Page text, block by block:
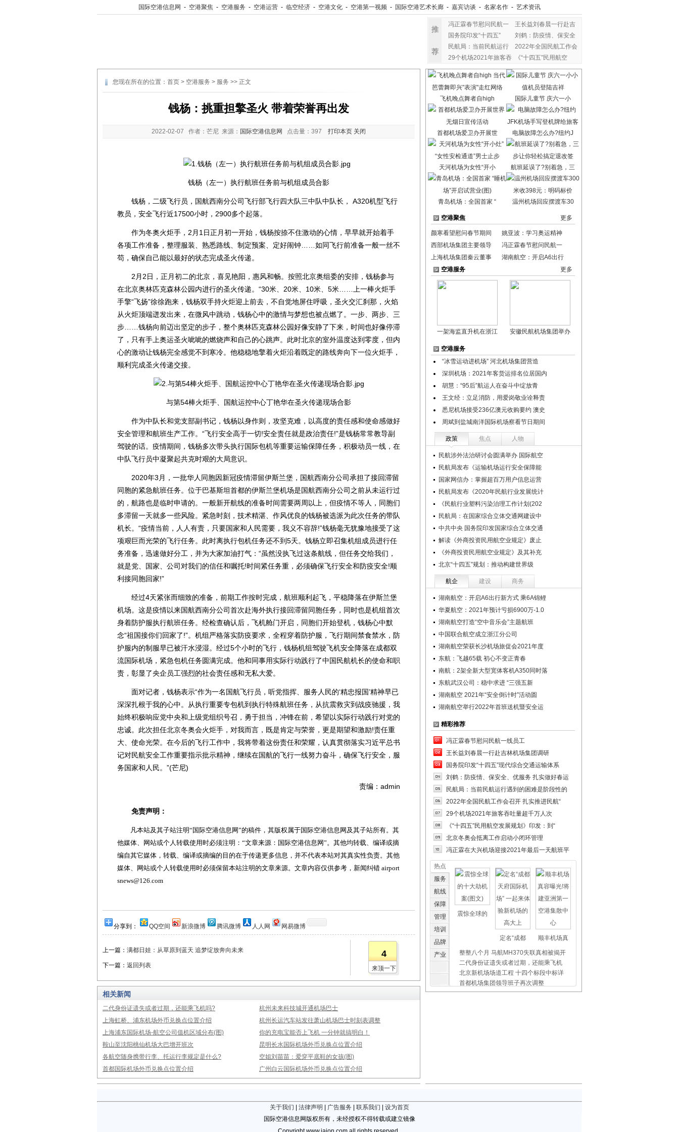
国际空港信息网 - 空港聚焦 - 空港服务 - 空港运营 - 临空经济 - 空港文化 - 空港第一视频 - 国际空港艺术长廊 - 嘉宾访谈 - 名家名作 - 艺术资讯
推
荐
冯正霖春节慰问民航一
王长益刘春晨一行赴吉
国务院印发“十四五”
刘鹤：防疫情、保安全
民航局：当前民航运行
2022年全国民航工作会
29个机场2021年旅客吞
《“十四五”民用航空
您现在所在的位置： 首页 > 空港服务 > 服务 >> 正文
钱杨：挑重担擎圣火 带着荣誉再出发
2022-02-07 作者：芒尼 来源： 国际空港信息网 点击量： 397 打印本页 关闭
钱杨（左一）执行航班任务前与机组成员合影
钱杨，二级飞行员，国航西南分公司飞行部飞行四大队三中队中队长， A320机型飞行
教员，安全飞行近17500小时，2900多个起落。
作为冬奥火炬手，2月1日正月初一开始，钱杨按捺不住激动的心情，早早就开始着手
各项工作准备，整理服装、熟悉路线、制定预案、定好闹钟……如同飞行前准备一般一丝不
苟，确保自己能以最好的状态完成圣火传递。
2月2日，正月初二的北京，喜见艳阳，惠风和畅。按照北京奥组委的安排，钱杨参与
在北京奥林匹克森林公园内进行的圣火传递。“30米、20米、10米、5米……上一棒火炬手
手擎“飞扬”徐徐跑来，钱杨双手持火炬迎上前去，不自觉地屏住呼吸，圣火交汇刹那，火焰
从火炬顶端迸发出来，在微风中跳动，钱杨心中的激情与梦想也被点燃了。一步、两步、三
步……钱杨向前迈出坚定的步子，整个奥林匹克森林公园好像安静了下来，时间也好像停滞
了，只有手上奥运圣火呲呲的燃烧声和自己的心跳声。此时北京的室外温度达到零度，但内
心的激动让钱杨完全感觉不到寒冷。他稳稳地擎着火炬沿着既定的路线奔向下一位火炬手，
顺利完成圣火传递交接。
与第54棒火炬手、国航运控中心丁艳华在圣火传递现场合影
作为中队长和党支部副书记，钱杨以身作则，攻坚克难，以高度的责任感和使命感做好
安全管理和航班生产工作。“飞行安全高于一切!安全责任就是政治责任!”是钱杨常常教导副
驾驶的话。疫情期间，钱杨多次带头执行国际包机等重要运输保障任务，积极动员一线，在
中队飞行员中凝聚起共克时艰的大局意识。
2020年3月，一批华人同胞因新冠疫情滞留伊斯兰堡，国航西南分公司承担了接回滞留
同胞的紧急航班任务。位于巴基斯坦首都的伊斯兰堡机场是国航西南分公司之前从未运行过
的，航路也是临时申请的。一般新开航线的准备时间需要两周以上，但疫情不等人，同胞们
多滞留一天就多一些风险。紧急时刻，技术精湛、作风优良的钱杨被选派为此次任务的带队
机长。“疫情当前，人人有责，只要国家和人民需要，我义不容辞!”钱杨毫无犹豫地接受了这
项艰巨而光荣的飞行任务。此时离执行包机任务还不到5天。钱杨立即召集机组成员进行任
务准备，迅速做好分工，并为大家加油打气：“虽然没执飞过这条航线，但任务交给我们，
就是党、国家、公司对我们的信任和嘱托!时间紧任务重，必须确保飞行安全和防疫安全!顺
利接同胞回家!”
经过4天紧张而细致的准备，前期工作按时完成，航班顺利起飞，平稳降落在伊斯兰堡
机场。这是疫情以来国航西南分公司首次赴海外执行接回滞留同胞任务，同时也是机组首次
身着防护服执行航班任务。经检查确认后，飞机舱门开启，同胞们开始登机，钱杨心中默
念“祖国接你们回家了!”。机组严格落实防疫要求，全程穿着防护服，飞行期间禁食禁水，防
护服内的制服早已被汗水浸湿。经过5个小时的飞行，钱杨机组驾驶飞机安全降落在成都双
流国际机场，紧急包机任务圆满完成。他和同事用实际行动践行了中国民航机长的使命和职
责，彰显了央企员工强烈的社会责任感和无私大爱。
面对记者，钱杨表示“作为一名国航飞行员，听党指挥、服务人民的‘精忠报国’精神早已
深深扎根于我的心中。从执行重要专包机到执行特殊航班任务，从抗震救灾到战疫驰援，我
始终积极响应党中央和上级党组织号召，勇于担当，冲锋在前，希望以实际行动践行对党的
忠诚。此次担任北京冬奥会火炬手，对我而言，既是肯定与荣誉，更是期望和激励!责任重
大、使命光荣。在今后的飞行工作中，我将带着这份责任和荣耀，认真贯彻落实习近平总书
记对民航安全工作重要指示批示精神，继续在国航的飞行一线努力奋斗，确保飞行安全，服
务国家和人民。”(芒尼)
责编：admin
免责声明：
凡本站及其子站注明“国际空港信息网”的稿件，其版权属于国际空港信息网及其子站所有。其
他媒体、网站或个人转载使用时必须注明：“文章来源：国际空港信息网”。其他均转载、编译或摘
编自其它媒体，转载、编译或摘编的目的在于传递更多信息，并不代表本站对其真实性负责。其他
媒体、网站或个人转载使用时必须保留本站注明的文章来源。文章内容仅供参考，新闻纠错 airport
snews@126.com
分享到： QQ空间 新浪微博 腾讯微博 人人网 网易微博
上一篇： 满都日娃：从草原到蓝天 追梦绽放奔向未来
下一篇： 返回列表
4
来顶一下
相关新闻
二代身份证遗失或者过期，还能乘飞机吗?
杭州未来科技城开通机场巴士
上海虹桥、浦东机场外币兑换点位置介绍
杭州长运汽车站发往萧山机场巴士时刻表调整
上海浦东国际机场-航空公司值机区域分布(图)
你的充电宝能否上飞机 一分钟就搞明白！
鞍山至沈阳桃仙机场大巴增开班次
昆明长水国际机场外币兑换点位置介绍
各航空随身携带行李、托运行李规定是什么?
空姐刘苗苗：爱穿平底鞋的女孩(图)
首都国际机场外币兑换点位置介绍
广州白云国际机场外币兑换点位置介绍
飞机晚点舞者自high 国际儿童节 庆六一小
首都机场爱卫办开展世 电脑故障怎么办?纽约J
天河机场为女性“开小 航班延误了?别着急，三
青岛机场：全国首家 “ 温州机场回应摆渡车30
空港聚焦 更多
颜寒看望慰问春节期间
姚亚波：学习奥运精神
西部机场集团主要领导
冯正霖春节慰问民航一
上海机场集团秦云董事
湖南航空：开启A6出行
空港服务
更多
一架海监直升机在浙江 安徽民航机场集团举办
空港服务
“冰雪运动进机场” 河北机场集团营造
深圳机场：2021年客货运排名位居国内
胡慧：“95后”航运人在奋斗中绽放青
王文经：立足消防，用爱岗敬业诠释责
悉尼机场接受236亿澳元收购要约 澳史
周斌到盐城南洋国际机场察看节日期间
政策 焦点 人物
民航涉外法治研讨会圆满举办 国际航空
民航局发布《运输机场运行安全保障能
国家网信办：掌握超百万用户信息运营
民航局发布《2020年民航行业发展统计
《民航行业塑料污染治理工作计划(202
民航局：在国家综合立体交通网建设中
中共中央 国务院印发国家综合立体交通
解读《外商投资民用航空业规定》废止
《外商投资民用航空业规定》及其补充
北京“十四五”规划：推动构建世界级
航企 建设 商务
湖南航空：开启A6出行新方式 乘6A锦鲤
华夏航空：2021年预计亏损6900万-1.0
湖南航空打造“空中音乐会”主题航班
中国联合航空成立浙江分公司
湖南航空荣获长沙机场旅促会2021年度
东航：飞越65载 初心不变正青春
南航：2架全新大型宽体客机A350同时落
东航武汉公司：稳中求进 “三强五新
湖南航空 2021年“安全倒计时”活动圆
湖南航空举行2022年首班送机暨安全运
精彩推荐
冯正霖春节慰问民航一线员工
王长益刘春晨一行赴吉林机场集团调研
国务院印发“十四五”现代综合交通运输体系
刘鹤：防疫情、保安全、优服务 扎实做好春运
民航局：当前民航运行遇到的困难是阶段性的
2022年全国民航工作会召开 扎实推进民航“
29个机场2021年旅客吞吐量超千万人次
《“十四五”民用航空发展规划》印发：到“
北京冬奥会抵离工作启动小闭环管理
冯正霖在大兴机场迎接2021年最后一天航班平
热点
服务
航线
保障
管理
培训
品牌
产业
震惊全球的
定名“成都 顺丰机场真
整整八个月 马航MH370失联真相被揭开
二代身份证遗失或者过期，还能乘飞机
北京新机场场道工程 十四个标段中标详
首都机场集团领导班子再次调整
杭州未来科技城开通机场巴士
钱杨：挑重担擎圣火 带着荣誉再出发
关于我们 | 法律声明 | 广告服务 | 联系我们 | 设为首页
国际空港信息网版权所有，未经授权不得转载或建立镜像